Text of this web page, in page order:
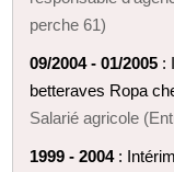
perche 61)
09/2004 - 01/2005 :
betteraves Ropa
Salarié agricole
1999 - 2004: